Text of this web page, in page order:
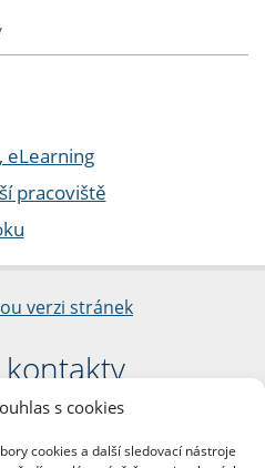
s cookies
cookies a další sledovací nástroje
eLearning
pracoviště
verzi stránek
kontakty
fakulta
Palacha 1/2